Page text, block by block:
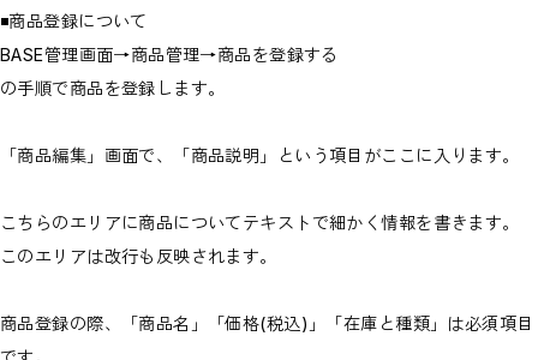
◾️商品登録について
BASE管理画面→商品管理→商品を登録する
の手順で商品を登録します。
「商品編集」画面で、「商品説明」という項目がここに入ります。
こちらのエリアに商品についてテキストで細かく情報を書きます。
このエリアは改行も反映されます。
商品登録の際、「商品名」「価格(税込)」「在庫と種類」は必須項目